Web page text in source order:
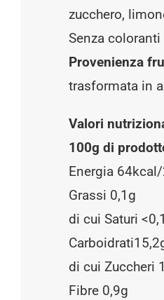
zucchero,
Senza
Provenienza
trasformata in
Valori
100g di
Energia
Grassi 0,1g
di cui Saturi
di cui Zuccheri
Fibre 0,9g